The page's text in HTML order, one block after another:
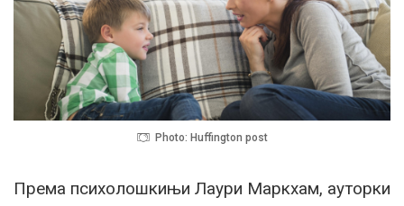
Photo: Huffington post
Према психолошкињи Лаури Маркхам, ауторки